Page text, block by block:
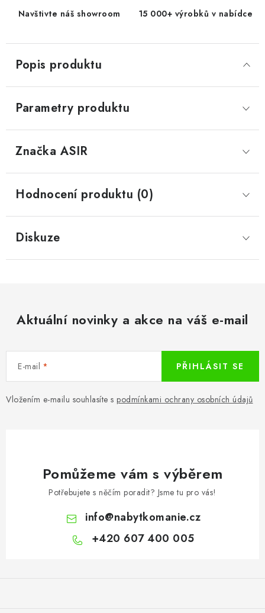
Navštivte náš showroom 15 000+ výrobků v nabídce
Popis produktu
Parametry produktu
Značka ASIR
Hodnocení produktu (0)
Diskuze
Aktuální novinky a akce na váš e-mail
E-mail
Vložením e-mailu souhlasíte s podmínkami ochrany osobních údajů
PŘIHLÁSIT SE
Pomůžeme vám s výběrem
Potřebujete s něčím poradit? Jsme tu pro vás!
info@nabytkomanie.cz
+420 607 400 005